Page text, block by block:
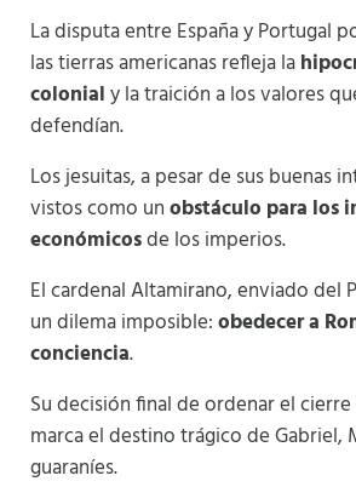
La disputa entre España y Portugal
las tierras americanas refleja la
colonialy la traición a los valores
defendían.
Los jesuitas, a pesar de sus buenas
vistos como unobstáculo para los
económicosde los imperios.
El cardenal Altamirano, enviado del
un dilema imposible:obedecer a
conciencia.
Su decisión final de ordenar el
marca el destino trágico de Gabriel,
guaraníes.